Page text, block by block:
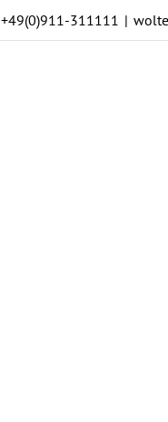
+49(0)911-311111 |